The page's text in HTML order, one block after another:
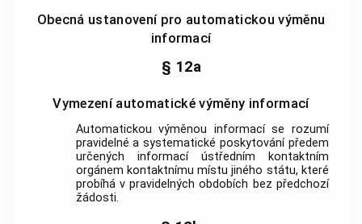
Obecná ustanovení pro automatickou výměnu
informací
§ 12a
Vymezení automatické výměny informací
Automatickou výměnou informacíse rozumí
pravidelné a systematické poskytování předem
určených informacíústředním kontaktním
orgánem kontaktnímu místu jiného státu, které
probíhá v pravidelných obdobích bez předchozí
žádosti.